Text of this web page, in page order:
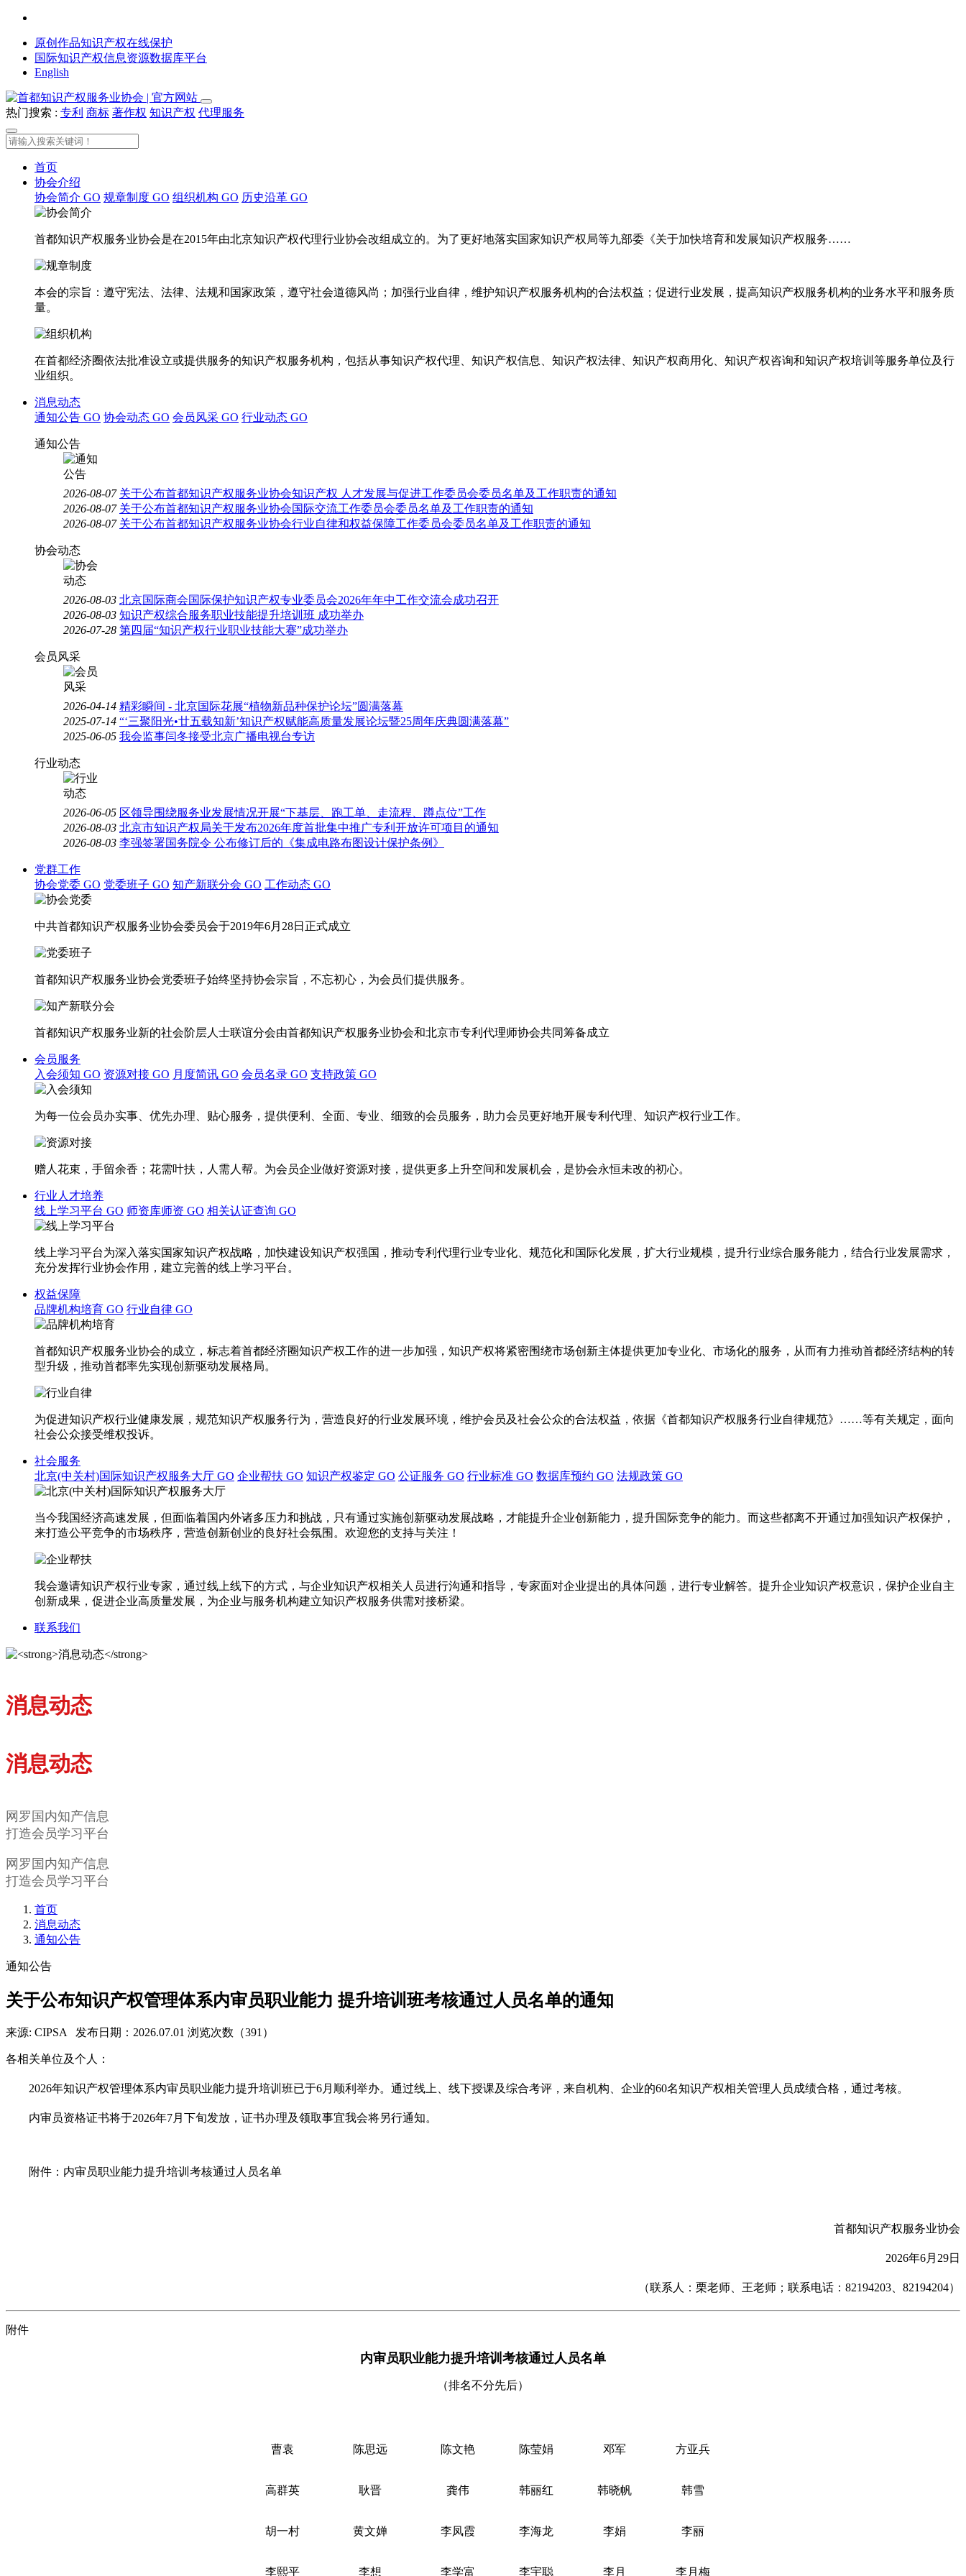
原创作品知识产权在线保护
国际知识产权信息资源数据库平台
English
热门搜索 : 专利 商标 著作权 知识产权 代理服务
首页
协会介绍
协会简介 GO 规章制度 GO 组织机构 GO 历史沿革 GO
首都知识产权服务业协会是在2015年由北京知识产权代理行业协会改组成立的。为了更好地落实国家知识产权局等九部委《关于加快培育和发展知识产权服务……
本会的宗旨：遵守宪法、法律、法规和国家政策，遵守社会道德风尚；加强行业自律，维护知识产权服务机构的合法权益；促进行业发展，提高知识产权服务机构的业务水平和服务质
量。
在首都经济圈依法批准设立或提供服务的知识产权服务机构，包括从事知识产权代理、知识产权信息、知识产权法律、知识产权商用化、知识产权咨询和知识产权培训等服务单位及行
业组织。
消息动态
通知公告 GO 协会动态 GO 会员风采 GO 行业动态 GO
通知公告
2026-08-07 关于公布首都知识产权服务业协会知识产权 人才发展与促进工作委员会委员名单及工作职责的通知
2026-08-07 关于公布首都知识产权服务业协会国际交流工作委员会委员名单及工作职责的通知
2026-08-07 关于公布首都知识产权服务业协会行业自律和权益保障工作委员会委员名单及工作职责的通知
协会动态
2026-08-03 北京国际商会国际保护知识产权专业委员会2026年年中工作交流会成功召开
2026-08-03 知识产权综合服务职业技能提升培训班 成功举办
2026-07-28 第四届“知识产权行业职业技能大赛”成功举办
会员风采
2026-04-14 精彩瞬间 - 北京国际花展“植物新品种保护论坛”圆满落幕
2025-07-14 “‘三聚阳光•廿五载知新’知识产权赋能高质量发展论坛暨25周年庆典圆满落幕”
2025-06-05 我会监事闫冬接受北京广播电视台专访
行业动态
2026-06-05 区领导围绕服务业发展情况开展“下基层、跑工单、走流程、蹲点位”工作
2026-08-03 北京市知识产权局关于发布2026年度首批集中推广专利开放许可项目的通知
2026-08-03 李强签署国务院令 公布修订后的《集成电路布图设计保护条例》
党群工作
协会党委 GO 党委班子 GO 知产新联分会 GO 工作动态 GO
中共首都知识产权服务业协会委员会于2019年6月28日正式成立
首都知识产权服务业协会党委班子始终坚持协会宗旨，不忘初心，为会员们提供服务。
首都知识产权服务业新的社会阶层人士联谊分会由首都知识产权服务业协会和北京市专利代理师协会共同筹备成立
会员服务
入会须知 GO 资源对接 GO 月度简讯 GO 会员名录 GO 支持政策 GO
为每一位会员办实事、优先办理、贴心服务，提供便利、全面、专业、细致的会员服务，助力会员更好地开展专利代理、知识产权行业工作。
赠人花束，手留余香；花需叶扶，人需人帮。为会员企业做好资源对接，提供更多上升空间和发展机会，是协会永恒未改的初心。
行业人才培养
线上学习平台 GO 师资库师资 GO 相关认证查询 GO
线上学习平台为深入落实国家知识产权战略，加快建设知识产权强国，推动专利代理行业专业化、规范化和国际化发展，扩大行业规模，提升行业综合服务能力，结合行业发展需求，
充分发挥行业协会作用，建立完善的线上学习平台。
权益保障
品牌机构培育 GO 行业自律 GO
首都知识产权服务业协会的成立，标志着首都经济圈知识产权工作的进一步加强，知识产权将紧密围绕市场创新主体提供更加专业化、市场化的服务，从而有力推动首都经济结构的转
型升级，推动首都率先实现创新驱动发展格局。
为促进知识产权行业健康发展，规范知识产权服务行为，营造良好的行业发展环境，维护会员及社会公众的合法权益，依据《首都知识产权服务行业自律规范》……等有关规定，面向
社会公众接受维权投诉。
社会服务
北京(中关村)国际知识产权服务大厅 GO 企业帮扶 GO 知识产权鉴定 GO 公证服务 GO 行业标准 GO 数据库预约 GO 法规政策 GO
当今我国经济高速发展，但面临着国内外诸多压力和挑战，只有通过实施创新驱动发展战略，才能提升企业创新能力，提升国际竞争的能力。而这些都离不开通过加强知识产权保护，
来打造公平竞争的市场秩序，营造创新创业的良好社会氛围。欢迎您的支持与关注！
我会邀请知识产权行业专家，通过线上线下的方式，与企业知识产权相关人员进行沟通和指导，专家面对企业提出的具体问题，进行专业解答。提升企业知识产权意识，保护企业自主
创新成果，促进企业高质量发展，为企业与服务机构建立知识产权服务供需对接桥梁。
联系我们
消息动态
消息动态
网罗国内知产信息
打造会员学习平台
网罗国内知产信息
打造会员学习平台
首页
消息动态
通知公告
通知公告
关于公布知识产权管理体系内审员职业能力 提升培训班考核通过人员名单的通知
来源: CIPSA 发布日期：2026.07.01 浏览次数（391）
各相关单位及个人：
2026年知识产权管理体系内审员职业能力提升培训班已于6月顺利举办。通过线上、线下授课及综合考评，来自机构、企业的60名知识产权相关管理人员成绩合格，通过考核。
内审员资格证书将于2026年7月下旬发放，证书办理及领取事宜我会将另行通知。
附件：内审员职业能力提升培训考核通过人员名单
首都知识产权服务业协会
2026年6月29日
（联系人：栗老师、王老师；联系电话：82194203、82194204）
附件
内审员职业能力提升培训考核通过人员名单
（排名不分先后）
曹袁 陈思远 陈文艳 陈莹娟 邓军 方亚兵
高群英 耿晋 龚伟 韩丽红 韩晓帆 韩雪
胡一村 黄文婵 李凤霞 李海龙 李娟 李丽
李熙平 李想 李学富 李宇聪 李月 李月梅